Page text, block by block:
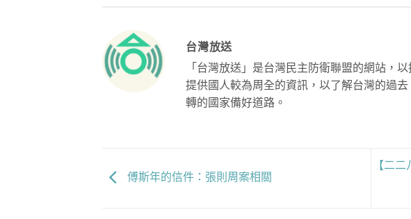
台灣放送
「台灣放送」是台灣民主防衛聯盟的網站，
提供國人較為周全的資訊，以了解台灣的過
轉的國家備好道路。
傅斯年的信件：張則周案相關
【二